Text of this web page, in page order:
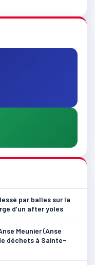
par balles sur la
d’un after yoles
Meunier (Anse
déchets à Sainte-